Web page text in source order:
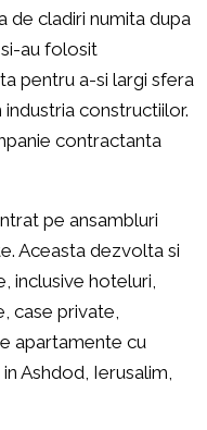
de cladiri numita dupa
si-au folosit
pentru a-si largi sfera
constructiilor.
contractanta
pe ansambluri
Aceasta dezvolta si
inclusive hoteluri,
case private,
apartamente cu
Ashdod, Ierusalim,